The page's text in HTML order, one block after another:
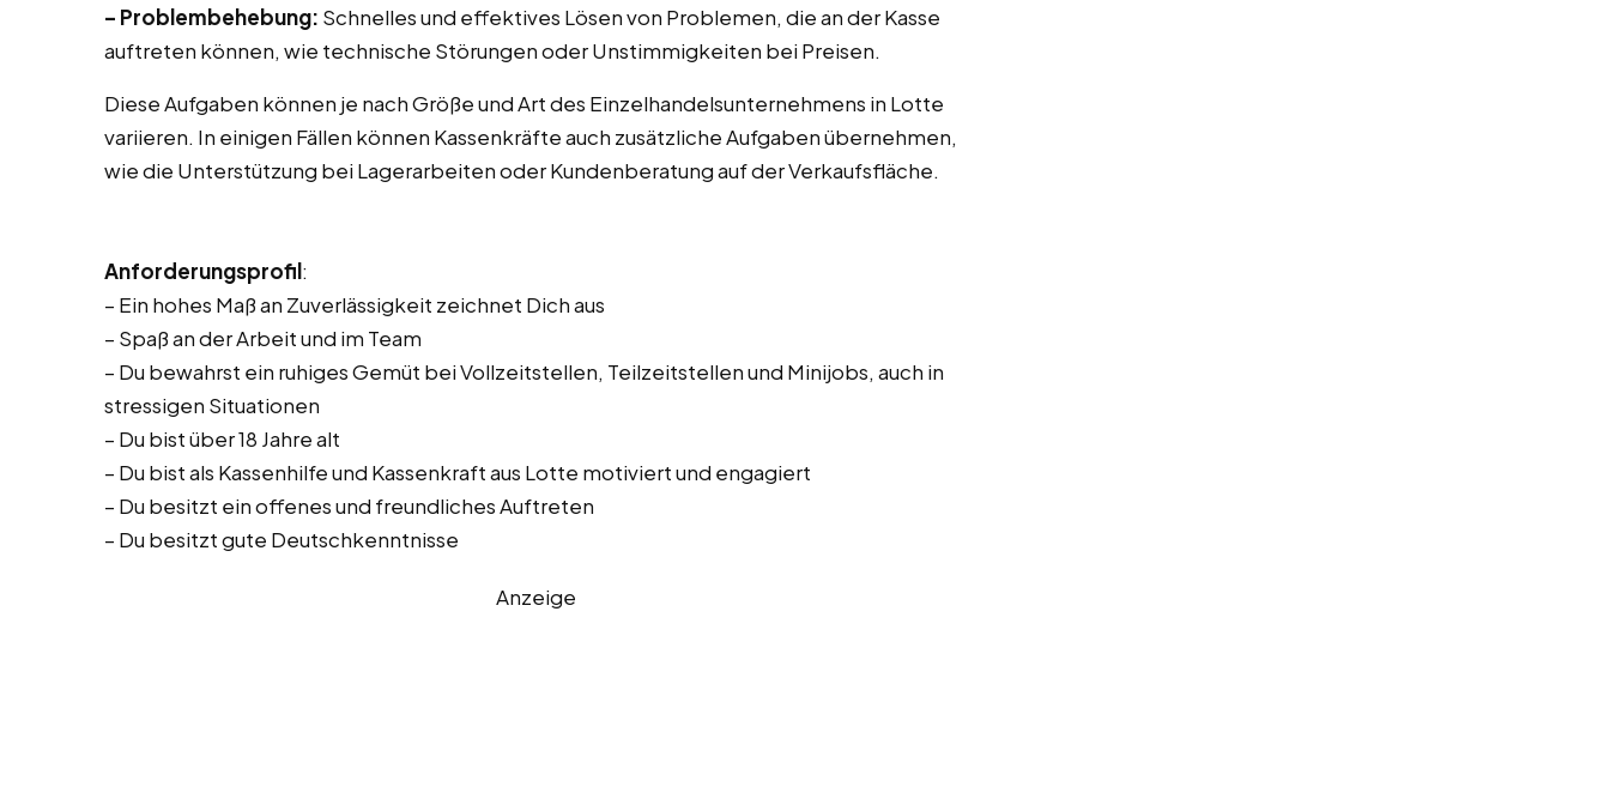
– Problembehebung: Schnelles und effektives Lösen von Problemen, die an der Kasse
auftreten können, wie technische Störungen oder Unstimmigkeiten bei Preisen.
Diese Aufgaben können je nach Größe und Art des Einzelhandelsunternehmens in Lotte
variieren. In einigen Fällen können Kassenkräfte auch zusätzliche Aufgaben übernehmen,
wie die Unterstützung bei Lagerarbeiten oder Kundenberatung auf der Verkaufsfläche.
Anforderungsprofil:
– Ein hohes Maß an Zuverlässigkeit zeichnet Dich aus
– Spaß an der Arbeit und im Team
– Du bewahrst ein ruhiges Gemüt bei Vollzeitstellen, Teilzeitstellen und Minijobs, auch in
stressigen Situationen
– Du bist über 18 Jahre alt
– Du bist als Kassenhilfe und Kassenkraft aus Lotte motiviert und engagiert
– Du besitzt ein offenes und freundliches Auftreten
– Du besitzt gute Deutschkenntnisse
Anzeige